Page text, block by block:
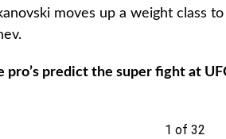
moves up a weight class
predict the super fight at
1 of 32